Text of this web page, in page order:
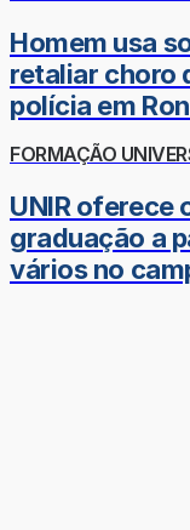
Homem usa
retaliar choro
polícia em
FORMAÇÃO
UNIR oferece
graduação a
vários no